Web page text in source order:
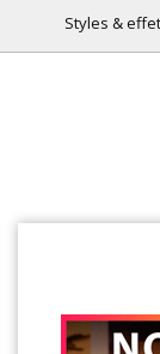
Styles &